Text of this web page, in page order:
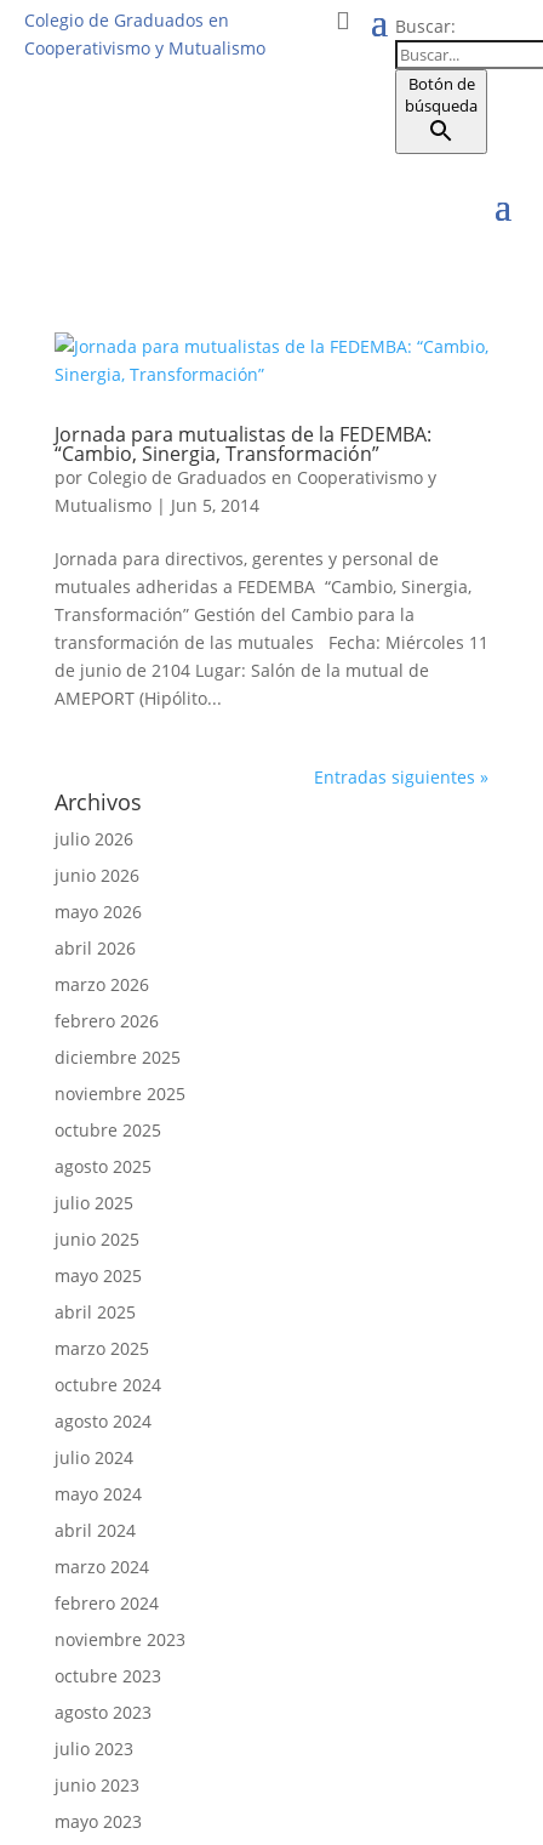
Colegio de Graduados en
Cooperativismo y Mutualismo
Buscar:
Botón de
búsqueda
Jornada para mutualistas de la FEDEMBA:
“Cambio, Sinergia, Transformación”
por Colegio de Graduados en Cooperativismo y
Mutualismo| Jun 5, 2014
Jornada para directivos, gerentes y personal de
mutuales adheridas a FEDEMBA “Cambio, Sinergia,
Transformación” Gestión del Cambio para la
transformación de las mutuales Fecha: Miércoles 11
de junio de 2104 Lugar: Salón de la mutual de
AMEPORT (Hipólito...
Entradas siguientes »
Archivos
julio 2026
junio 2026
mayo 2026
abril 2026
marzo 2026
febrero 2026
diciembre 2025
noviembre 2025
octubre 2025
agosto 2025
julio 2025
junio 2025
mayo 2025
abril 2025
marzo 2025
octubre 2024
agosto 2024
julio 2024
mayo 2024
abril 2024
marzo 2024
febrero 2024
noviembre 2023
octubre 2023
agosto 2023
julio 2023
junio 2023
mayo 2023